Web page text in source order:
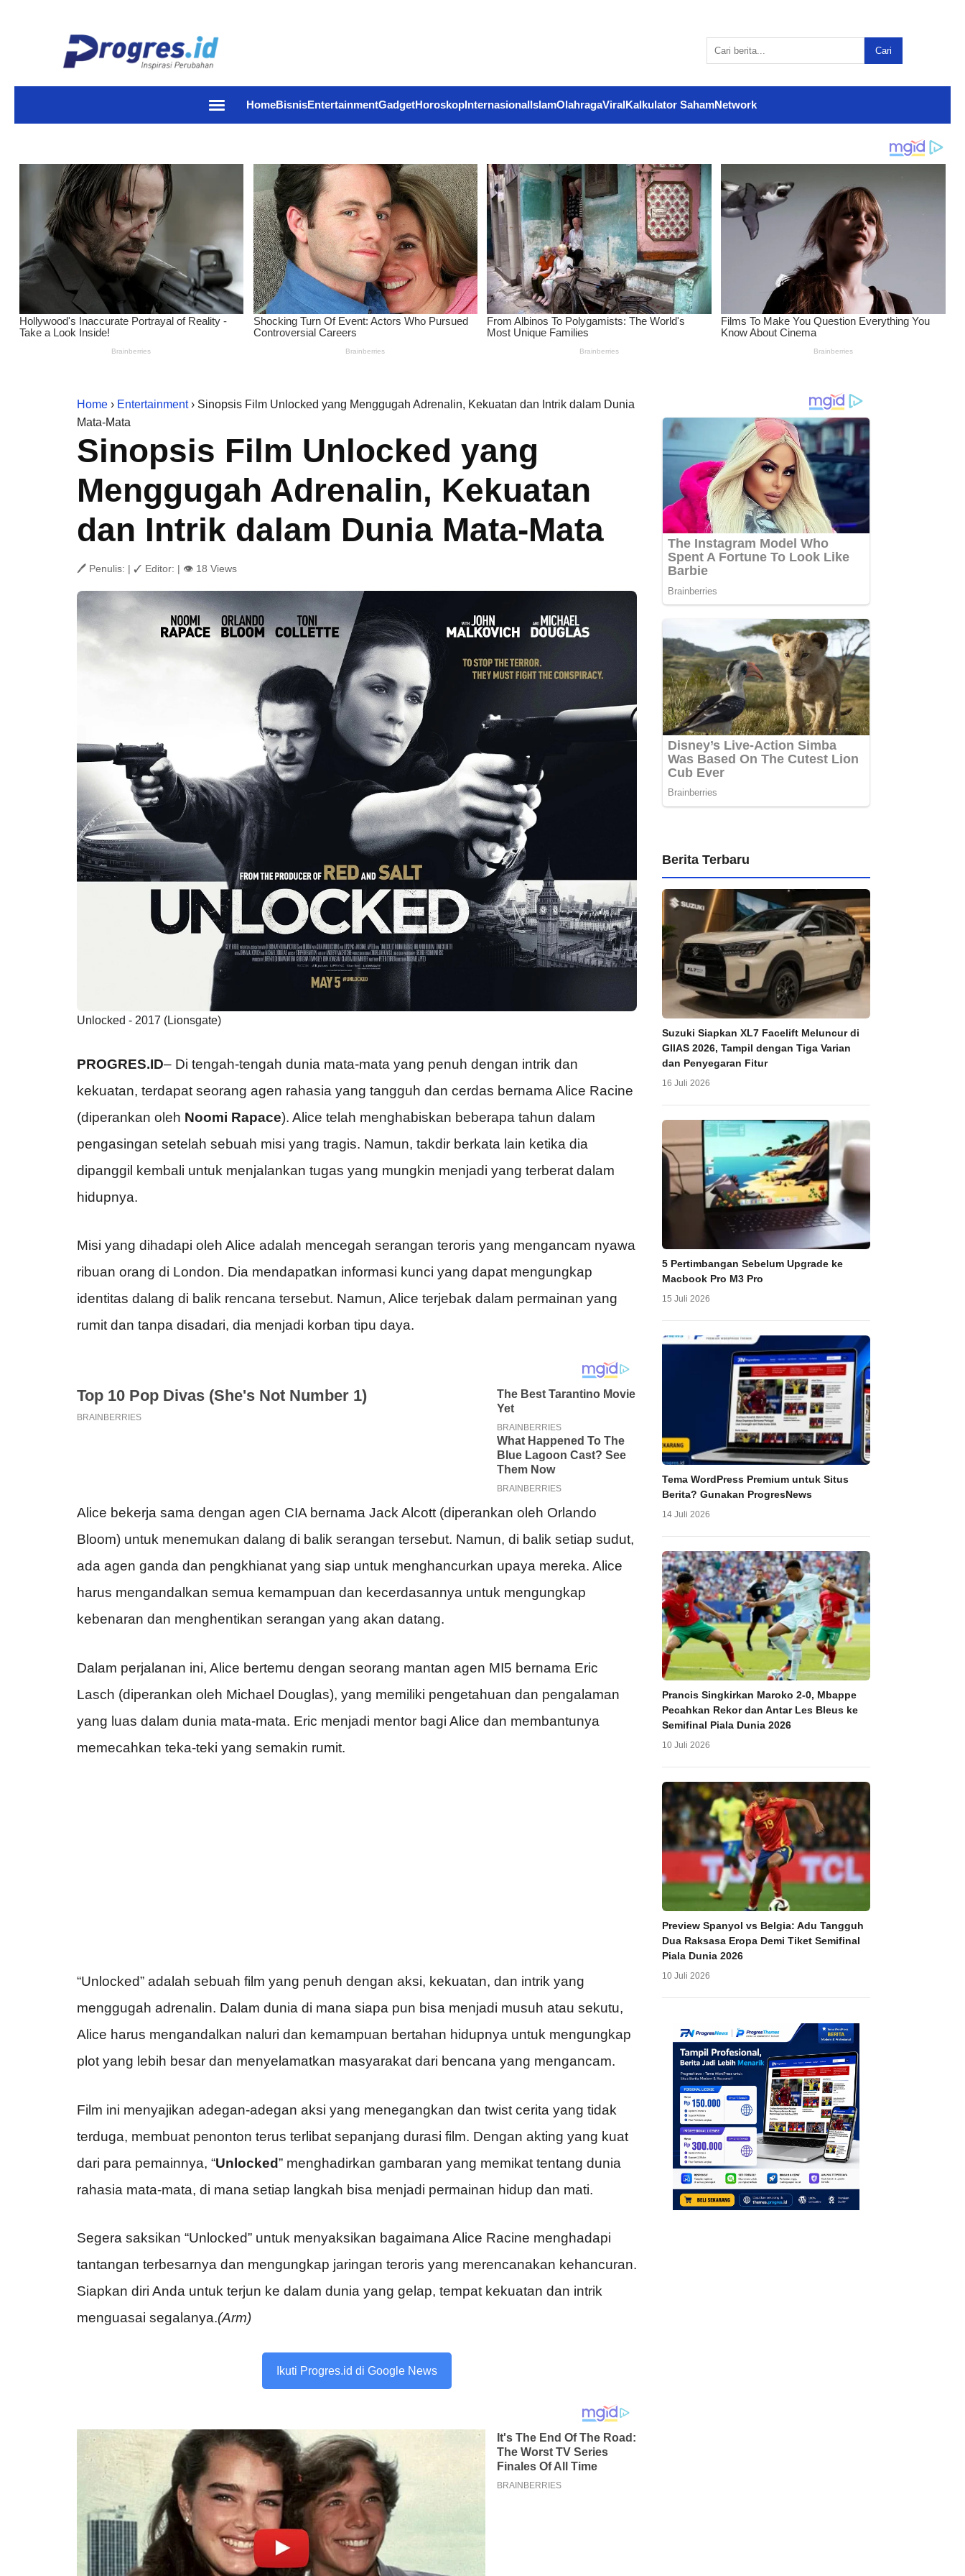
Cari
HomeBisnisEntertainmentGadgetHoroskopInternasionalIslamOlahragaViralKalkulator SahamNetwork
Home › Entertainment› Sinopsis Film Unlocked yang Menggugah Adrenalin, Kekuatan dan Intrik dalam Dunia
Mata-Mata
Sinopsis Film Unlocked yang
Menggugah Adrenalin, Kekuatan
dan Intrik dalam Dunia Mata-Mata
🖊 Penulis: | ✓ Editor: | 👁 18 Views
Unlocked - 2017 (Lionsgate)
PROGRES.ID– Di tengah-tengah dunia mata-mata yang penuh dengan intrik dan
kekuatan, terdapat seorang agen rahasia yang tangguh dan cerdas bernama Alice Racine
(diperankan oleh Noomi Rapace). Alice telah menghabiskan beberapa tahun dalam
pengasingan setelah sebuah misi yang tragis. Namun, takdir berkata lain ketika dia
dipanggil kembali untuk menjalankan tugas yang mungkin menjadi yang terberat dalam
hidupnya.
Misi yang dihadapi oleh Alice adalah mencegah serangan teroris yang mengancam nyawa
ribuan orang di London. Dia mendapatkan informasi kunci yang dapat mengungkap
identitas dalang di balik rencana tersebut. Namun, Alice terjebak dalam permainan yang
rumit dan tanpa disadari, dia menjadi korban tipu daya.
Alice bekerja sama dengan agen CIA bernama Jack Alcott (diperankan oleh Orlando
Bloom) untuk menemukan dalang di balik serangan tersebut. Namun, di balik setiap sudut,
ada agen ganda dan pengkhianat yang siap untuk menghancurkan upaya mereka. Alice
harus mengandalkan semua kemampuan dan kecerdasannya untuk mengungkap
kebenaran dan menghentikan serangan yang akan datang.
Dalam perjalanan ini, Alice bertemu dengan seorang mantan agen MI5 bernama Eric
Lasch (diperankan oleh Michael Douglas), yang memiliki pengetahuan dan pengalaman
yang luas dalam dunia mata-mata. Eric menjadi mentor bagi Alice dan membantunya
memecahkan teka-teki yang semakin rumit.
“Unlocked” adalah sebuah film yang penuh dengan aksi, kekuatan, dan intrik yang
menggugah adrenalin. Dalam dunia di mana siapa pun bisa menjadi musuh atau sekutu,
Alice harus mengandalkan naluri dan kemampuan bertahan hidupnya untuk mengungkap
plot yang lebih besar dan menyelamatkan masyarakat dari bencana yang mengancam.
Film ini menyajikan adegan-adegan aksi yang menegangkan dan twist cerita yang tidak
terduga, membuat penonton terus terlibat sepanjang durasi film. Dengan akting yang kuat
dari para pemainnya, “Unlocked” menghadirkan gambaran yang memikat tentang dunia
rahasia mata-mata, di mana setiap langkah bisa menjadi permainan hidup dan mati.
Segera saksikan “Unlocked” untuk menyaksikan bagaimana Alice Racine menghadapi
tantangan terbesarnya dan mengungkap jaringan teroris yang merencanakan kehancuran.
Siapkan diri Anda untuk terjun ke dalam dunia yang gelap, tempat kekuatan dan intrik
menguasai segalanya.(Arm)
Ikuti Progres.id di Google News
Berita Terbaru
Suzuki Siapkan XL7 Facelift Meluncur di
GIIAS 2026, Tampil dengan Tiga Varian
dan Penyegaran Fitur
16 Juli 2026
5 Pertimbangan Sebelum Upgrade ke
Macbook Pro M3 Pro
15 Juli 2026
Tema WordPress Premium untuk Situs
Berita? Gunakan ProgresNews
14 Juli 2026
Prancis Singkirkan Maroko 2-0, Mbappe
Pecahkan Rekor dan Antar Les Bleus ke
Semifinal Piala Dunia 2026
10 Juli 2026
Preview Spanyol vs Belgia: Adu Tangguh
Dua Raksasa Eropa Demi Tiket Semifinal
Piala Dunia 2026
10 Juli 2026